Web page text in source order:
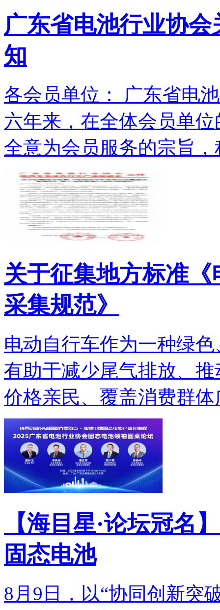
广东省电池行业协
知
各会员单位： 广东省电
六年来，在全体会员单
全意为会员服务的宗旨，
关于征集地方标准
采集规范》
电动自行车作为一种绿
有助于减少尾气排放、
价格亲民、覆盖消费群体
【海目星·论坛冠名
固态电池
8月9日，以“协同创新突